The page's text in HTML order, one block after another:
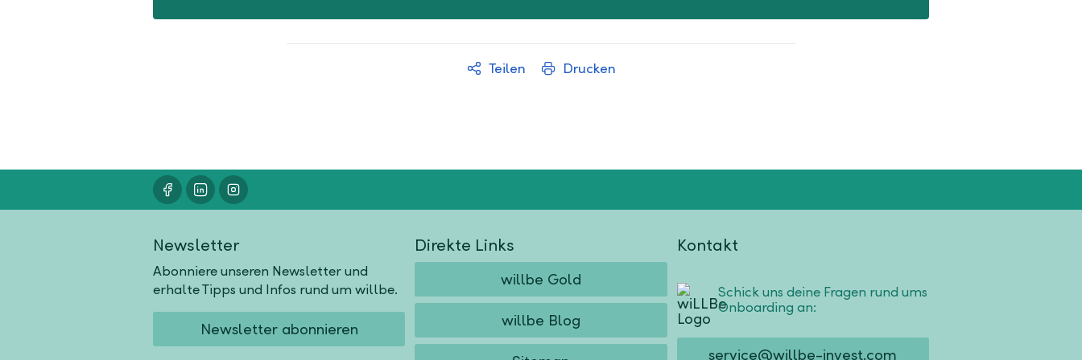
Teilen Drucken
Newsletter
Abonniere unseren Newsletter und
erhalte Tipps und Infos rund um willbe.
Newsletter abonnieren
Kontakt
Schick uns deine Fragen rund ums
Onboarding an:
service@willbe-invest.com
Direkte Links
willbe Gold
willbe Blog